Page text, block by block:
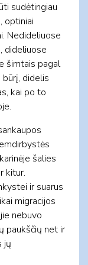
sudėtingiau
optiniai
Nedideliuose
dideliuose
šimtais pagal
būrį, didelis
kai po to
šalies
kitur.
ir suarus
migracijos
nebuvo
paukščių net ir
jų